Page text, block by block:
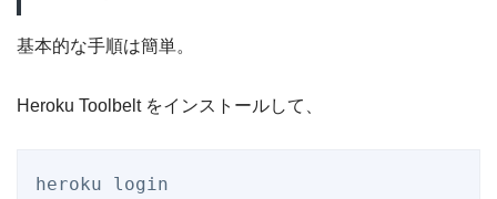
基本的な手順は簡単。
Heroku Toolbelt をインストールして、
heroku login